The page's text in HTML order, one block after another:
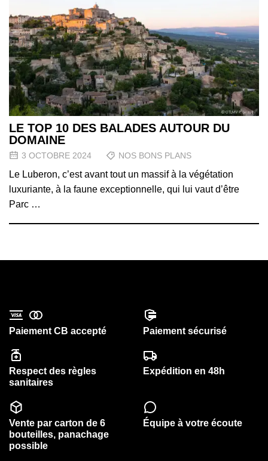
LE TOP 10 DES BALADES AUTOUR DU
DOMAINE
3 OCTOBRE 2024 NOS BONS PLANS
Le Luberon, c’est avant tout un massif à la végétation
luxuriante, à la faune exceptionnelle, qui lui vaut d’être
Parc …
Paiement CB accepté Paiement sécurisé
Respect des règles
sanitaires
Expédition en 48h
Vente par carton de 6
bouteilles, panachage
possible
Équipe à votre écoute